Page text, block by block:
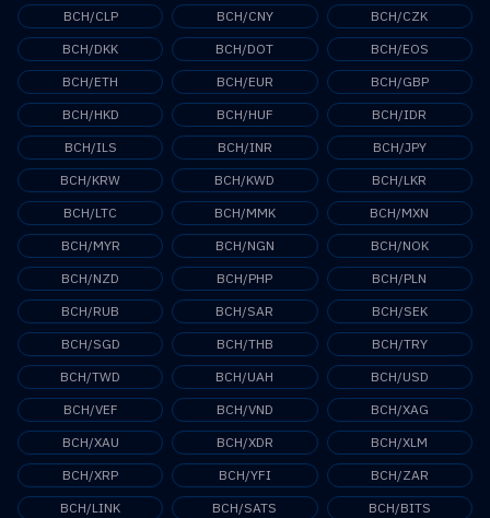
BCH/CLP
BCH/CNY
BCH/CZK
BCH/DKK
BCH/DOT
BCH/EOS
BCH/ETH
BCH/EUR
BCH/GBP
BCH/HKD
BCH/HUF
BCH/IDR
BCH/ILS
BCH/INR
BCH/JPY
BCH/KRW
BCH/KWD
BCH/LKR
BCH/LTC
BCH/MMK
BCH/MXN
BCH/MYR
BCH/NGN
BCH/NOK
BCH/NZD
BCH/PHP
BCH/PLN
BCH/RUB
BCH/SAR
BCH/SEK
BCH/SGD
BCH/THB
BCH/TRY
BCH/TWD
BCH/UAH
BCH/USD
BCH/VEF
BCH/VND
BCH/XAG
BCH/XAU
BCH/XDR
BCH/XLM
BCH/XRP
BCH/YFI
BCH/ZAR
BCH/LINK
BCH/SATS BCH/BITS